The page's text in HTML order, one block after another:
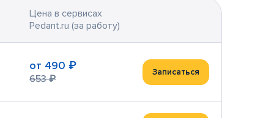
Цена в сервисах
Pedant.ru (за работу)
от 490 ₽
653 ₽
Записаться